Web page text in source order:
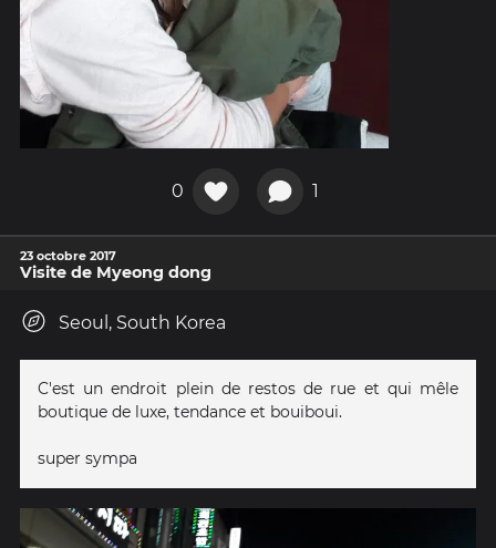
0 1
23 octobre 2017
Visite de Myeong dong
Seoul, South Korea
C'est un endroit plein de restos de rue et qui mêle
boutique de luxe, tendance et bouiboui.
super sympa